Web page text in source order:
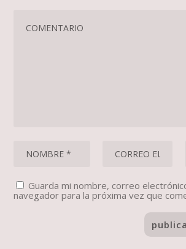
Guarda mi nombre, correo
navegador para la próxima vez que